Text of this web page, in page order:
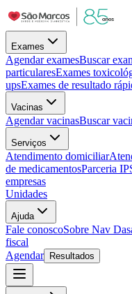
Exames
Agendar examesBuscar
particularesExames
upsExames de resultado
Vacinas
Agendar vacinasBuscar
Serviços
Atendimento domiciliar
de medicamentosParceria
empresas
Unidades
Ajuda
Fale conoscoSobre Nav
fiscal
Agendar
Resultados